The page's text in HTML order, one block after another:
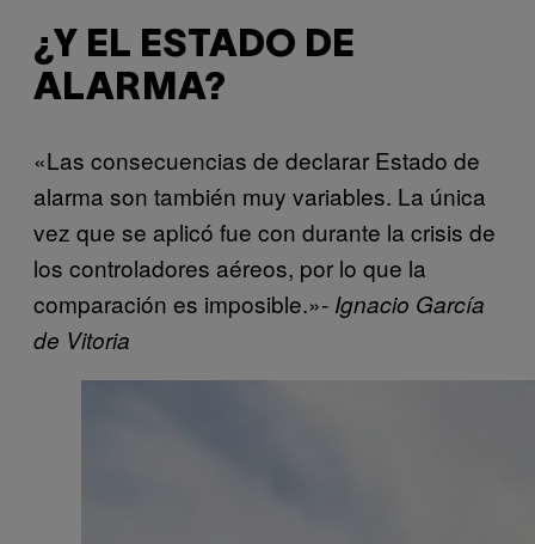
¿Y EL ESTADO DE
ALARMA?
«Las consecuencias de declarar Estado de
alarma son también muy variables. La única
vez que se aplicó fue con durante la crisis de
los controladores aéreos, por lo que la
comparación es imposible.»- Ignacio García
de Vitoria